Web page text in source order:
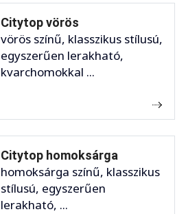
Citytop vörös
vörös színű, klasszikus stílusú,
egyszerűen lerakható,
kvarchomokkal ...
Citytop homoksárga
homoksárga színű, klasszikus
stílusú, egyszerűen
lerakható, ...